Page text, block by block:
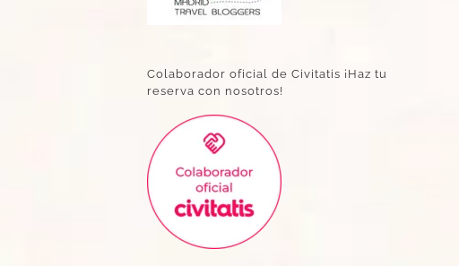
Colaborador oficial de Civitatis ¡Haz tu
reserva con nosotros!